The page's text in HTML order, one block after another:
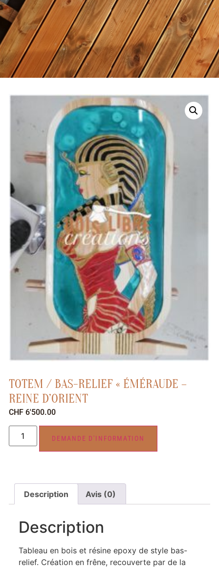
TOTEM / BAS-RELIEF « ÉMÉRAUDE –
REINE D’ORIENT
CHF6'500.00
DEMANDE D'INFORMATION
Description Avis (0)
Description
Tableau en bois et résine epoxy de style bas-
relief. Création en frêne, recouverte par de la